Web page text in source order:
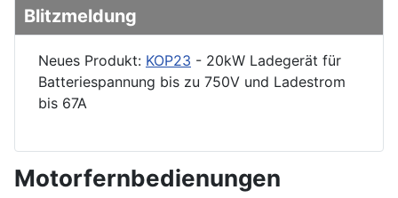
Blitzmeldung
Neues Produkt: KOP23 - 20kW Ladegerät für
Batteriespannung bis zu 750V und Ladestrom
bis 67A
Motorfernbedienungen